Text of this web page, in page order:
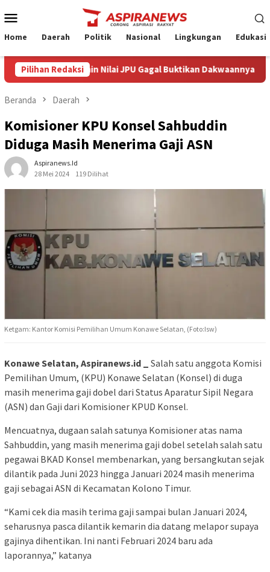
ke
Mobile
Home Daerah Politik Nasional Lingkungan Edukasi
Pilihan Redaksi
Armin Amin Nilai JPU Gagal Buktikan Dakwaannya,
Beranda Daerah
Komisioner KPU Konsel Sahbuddin
Diduga Masih Menerima Gaji ASN
Aspiranews.id
28 Mei 2024
119 Dilihat
Ketgam: Kantor Komisi Pemilihan Umum Konawe Selatan, (Foto:Isw)
Konawe Selatan, Aspiranews.id _
Salah satu anggota Komisi
Pemilihan Umum, (KPU) Konawe Selatan (Konsel) di duga
masih menerima gaji dobel dari Status Aparatur Sipil Negara
(ASN) dan Gaji dari Komisioner KPUD Konsel.
Mencuatnya, dugaan salah satunya Komisioner atas nama
Sahbuddin, yang masih menerima gaji dobel setelah salah satu
pegawai BKAD Konsel membenarkan, yang bersangkutan sejak
dilantik pada Juni 2023 hingga Januari 2024 masih menerima
gaji sebagai ASN di Kecamatan Kolono Timur.
“Kami cek dia masih terima gaji sampai bulan Januari 2024,
seharusnya pasca dilantik kemarin dia datang melapor supaya
gajinya dihentikan. Ini nanti Februari 2024 baru ada
laporannya,” katanya